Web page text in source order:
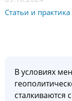
Статьи и практика
В условиях
сталкиваются